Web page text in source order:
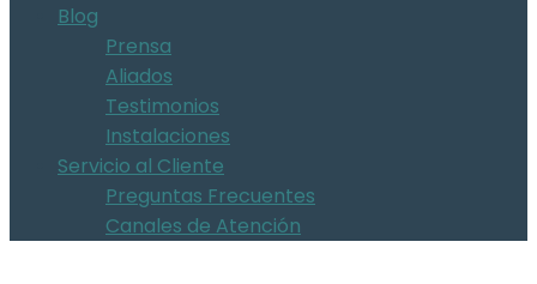
Blog
Prensa
Aliados
Testimonios
Instalaciones
Servicio al Cliente
Preguntas Frecuentes
Canales de Atención